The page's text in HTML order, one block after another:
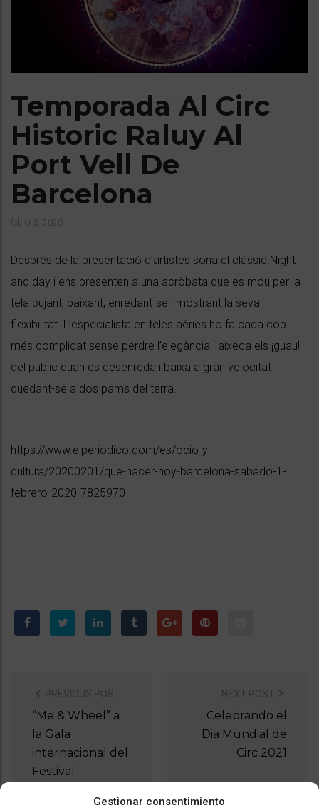
Gestionar consentimiento
Temporada Al Circ
Historic Raluy Al
Port Vell De
Barcelona
febrer 5, 2020
Després de la presentació d’artistes sona el clàssic Night
and day i ens presenten a una acròbata que es mou per la
tela pujant, baixant, enredant-se i mostrant la seva
flexibilitat. L’especialista en teles aèries ho fa cada cop
més complicat sense perdre l’elegància i aixeca els ¡guau!
del públic quan es desenreda i baixa a gran velocitat
quedant-se a dos pams del terra.
https://www.elperiodico.com/es/ocio-y-
cultura/20200201/que-hacer-hoy-barcelona-sabado-1-
febrero-2020-7825970
PREVIOUS POST
“Me & Wheel” a
la Gala
internacional del
Festival
NEXT POST
Celebrando el
Dia Mundial de
Circ 2021